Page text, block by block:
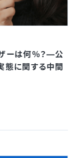
ーは何％？—公
態に関する中間